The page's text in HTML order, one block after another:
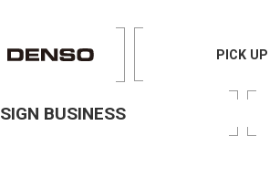
PICK UP
SIGN BUSINESS